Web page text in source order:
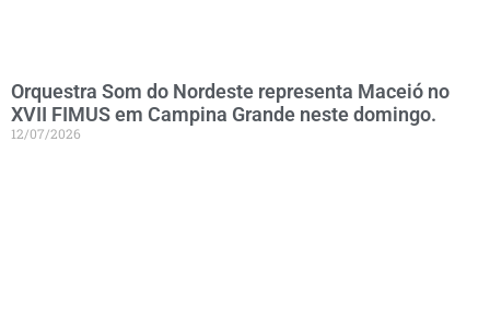
Orquestra Som do Nordeste representa Maceió no
XVII FIMUS em Campina Grande neste domingo.
12/07/2026